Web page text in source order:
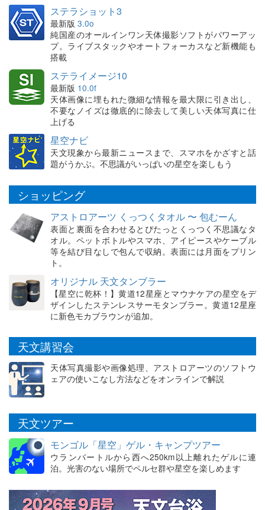
ステラショット3
最新版 3.0o
純国産のオールインワン天体撮影ソフトがパワーアッ
プ。ライブスタックやオートフォーカスなど新機能も
搭載
ステライメージ10
最新版 10.0f
天体画像に埋もれた微細な情報を最大限に引き出し、
不要なノイズは徹底的に除去して美しい天体写真に仕
上げる
星空ナビ
天文現象から最新ニュースまで、スマホをかざすと話
題がうかぶ。不思議がいっぱいの星空を楽しもう
ショッピング
アストロアーツ くっつくタオル 〜 包むーん
表面と裏面を合わせるとぴたっとくっつく不思議なタ
オル。ペットボトルやスマホ、アイピースやケーブル
等を結び目なしで包んで収納。表面には月面をプリン
ト。
オリジナル 天文タンブラー
【星空に乾杯！】黄道12星座とマウナケアの星空をデ
ザインしたステンレスサーモタンブラー。黄道12星座
に新色モカブラウンが追加。
天文講習会
天体写真撮影や画像処理、アストロアーツのソフトウ
ェアの使いこなし方法などをオンラインで解説
天文ツアー
モンゴル「星空」ゲル・キャンプツアー
ウランバートルから西へ250km以上離れたゲルに連
泊。光害のない場所でペルセ群や星空を楽しめます